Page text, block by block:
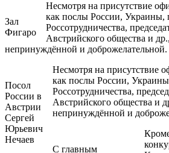
Зал
Фигаро
Несмотря на присутствие
как послы России, Украины,
Россотрудничества,
Австрийского общества и
непринуждённой и доброжелательной.
Посол
России в
Австрии
Сергей
Юрьевич
Нечаев
Несмотря на присутствие
как послы России,
Россотрудничества,
Австрийского общества и
непринуждённой и
С главным